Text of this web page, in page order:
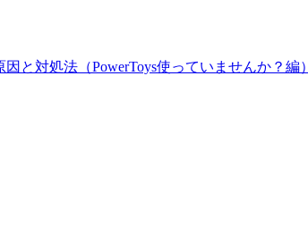
と対処法（PowerToys使っていませんか？編）